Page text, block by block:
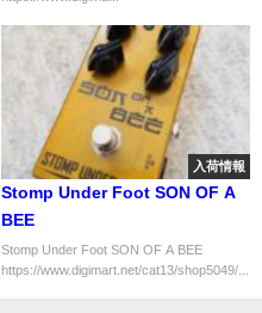
入荷情報
Stomp Under Foot SON OF A
BEE
Stomp Under Foot SON OF A BEE
https://www.digimart.net/cat13/shop5049/...